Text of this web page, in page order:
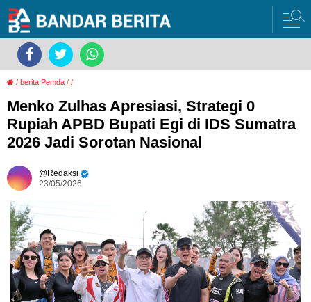
/ berita Pemda / /
Menko Zulhas Apresiasi, Strategi 0
Rupiah APBD Bupati Egi di IDS Sumatra
2026 Jadi Sorotan Nasional
Redaksi
23/05/2026